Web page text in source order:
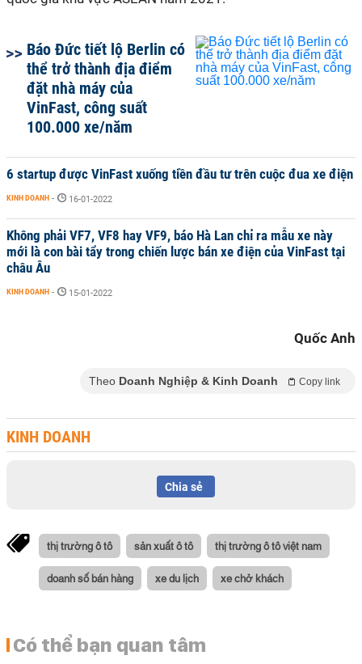
Báo Đức tiết lộ Berlin có
thể trở thành địa điểm
đặt nhà máy của
VinFast, công suất
100.000 xe/năm
6 startup được VinFast xuống tiền đầu tư trên cuộc đua xe điện
KINH DOANH - 16-01-2022
Không phải VF7, VF8 hay VF9, báo Hà Lan chỉ ra mẫu xe này
mới là con bài tẩy trong chiến lược bán xe điện của VinFast tại
châu Âu
KINH DOANH - 15-01-2022
Quốc Anh
Theo Doanh Nghiệp & Kinh Doanh Copy link
KINH DOANH
Chia sẻ
thị trường ô tô sản xuất ô tô thị trường ô tô việt nam
doanh số bán hàng xe du lịch xe chở khách
Có thể bạn quan tâm